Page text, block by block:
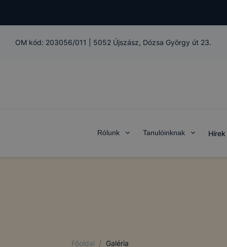
OM kód: 203056/011 5052 Újszász, Dózsa György út 23.
Rólunk Tanulóinknak Hírek
Főoldal / Galéria